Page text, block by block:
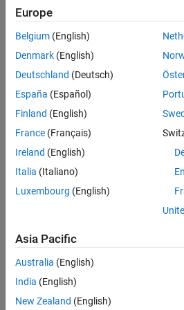
expand all
Type
Syntaxes
Version History
Introduced in R2026a
How useful was this
Europe
Belgium (English)
Denmark (English)
Deutschland (Deutsch)
España (Español)
Finland (English)
France (Français)
Ireland (English)
Italia (Italiano)
Luxembourg (English)
Asia Pacific
Australia (English)
India (English)
New Zealand (English)
Trust Center Trademarks
Application Status
Contact Us